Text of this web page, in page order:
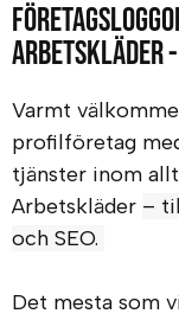
Arbetskläder -
Varmt
profilföretag
tjänster inom
Arbetskläder –
och SEO.
Det mesta som